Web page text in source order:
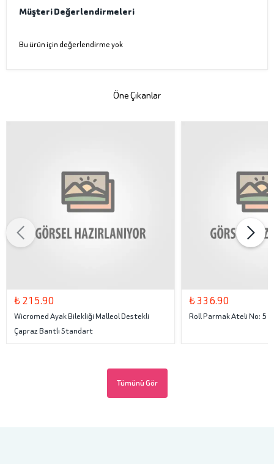
Müşteri Değerlendirmeleri
Bu ürün için değerlendirme yok
Öne Çıkanlar
₺ 215.90
Wicromed Ayak Bilekliği Malleol Destekli
Çapraz Bantlı Standart
₺ 336.90
Roll Parmak Ateli No: 5
Tümünü Gör